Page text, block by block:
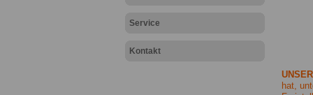
Service
Kontakt
hat,